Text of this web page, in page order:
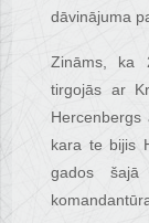
dāvinājuma
Zināms, ka
tirgojās ar
kara te bijis
gados